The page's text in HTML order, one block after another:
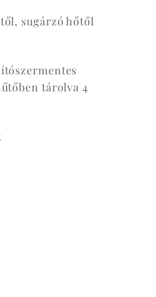
sugárzó hőtől
tárolva 4